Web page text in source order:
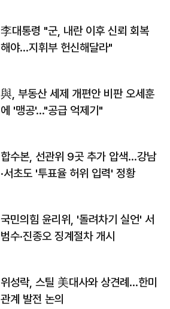
李대통령 "군, 내란 이후 신뢰 회복
해야…지휘부 헌신해달라"
與, 부동산 세제 개편안 비판 오세훈
에 '맹공'…"공급 억제기"
합수본, 선관위 9곳 추가 압색…강남
·서초도 '투표율 허위 입력' 정황
국민의힘 윤리위, '돌려차기 실언' 서
범수·진종오 징계절차 개시
위성락, 스틸 美대사와 상견례…한미
관계 발전 논의